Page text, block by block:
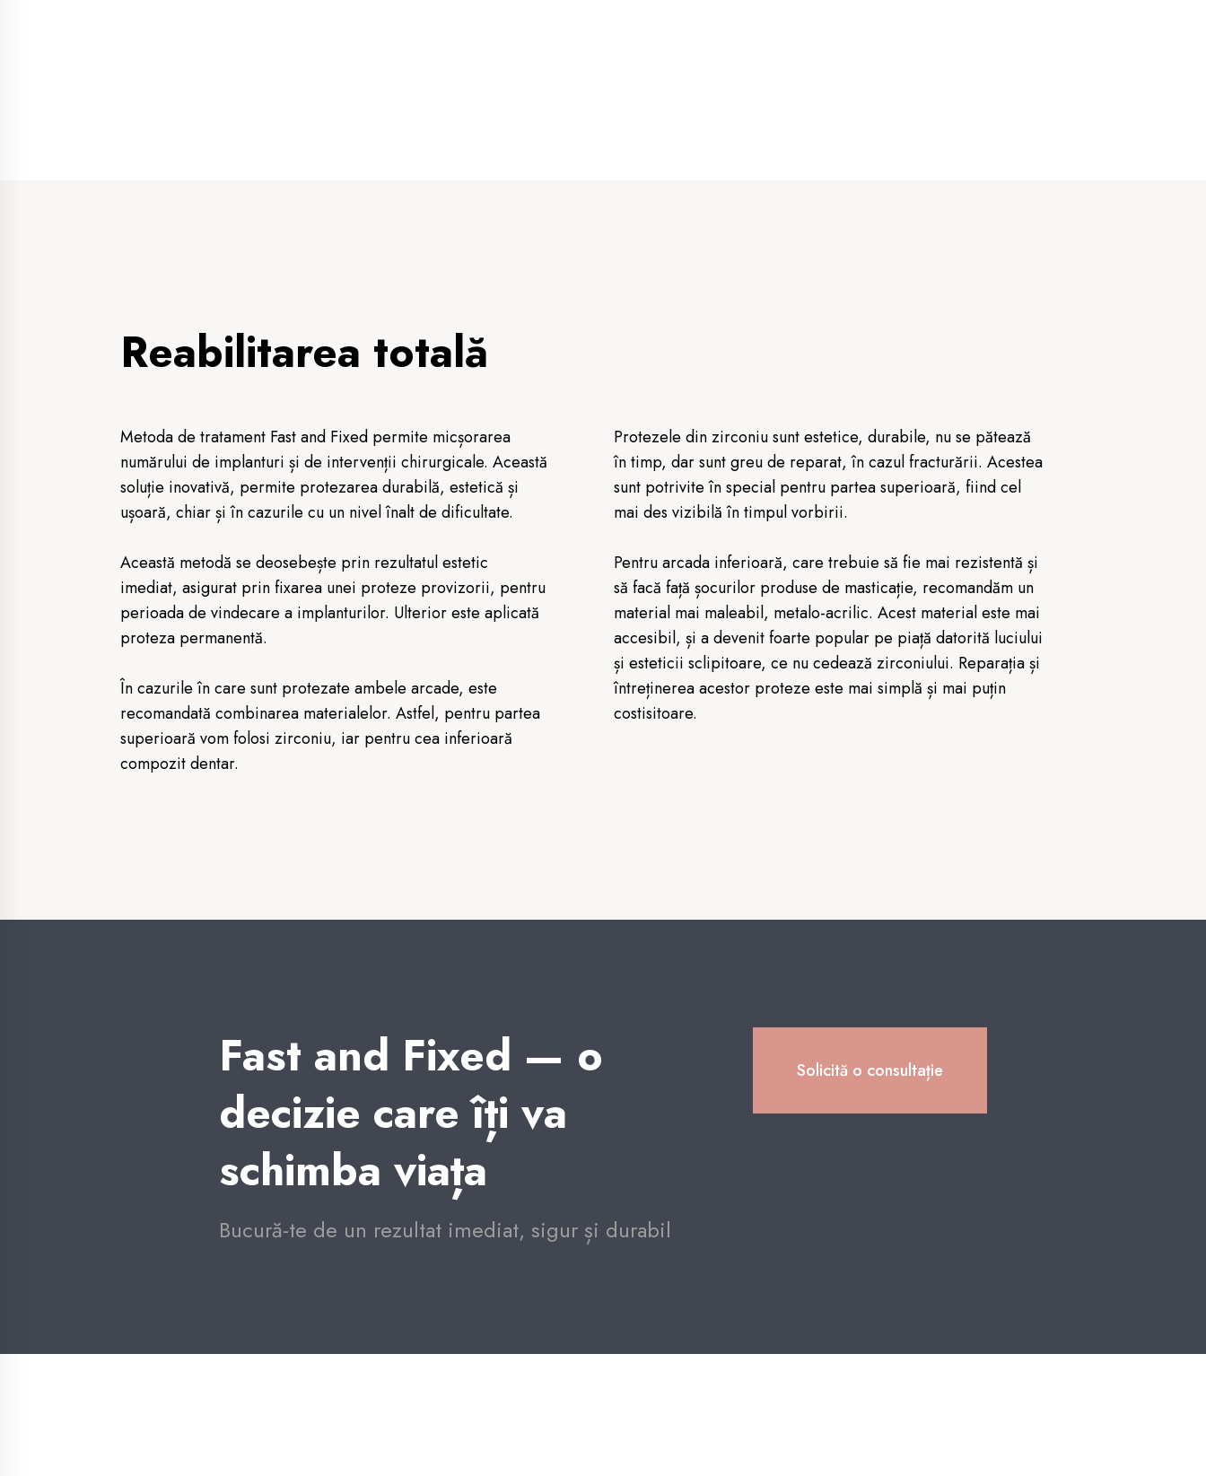
Reabilitarea totală
Metoda de tratament Fast and Fixed permite micșorarea
numărului de implanturi și de intervenții chirurgicale. Această
soluție inovativă, permite protezarea durabilă, estetică și
ușoară, chiar și în cazurile cu un nivel înalt de dificultate.
Această metodă se deosebește prin rezultatul estetic
imediat, asigurat prin fixarea unei proteze provizorii, pentru
perioada de vindecare a implanturilor. Ulterior este aplicată
proteza permanentă.
În cazurile în care sunt protezate ambele arcade, este
recomandată combinarea materialelor. Astfel, pentru partea
superioară vom folosi zirconiu, iar pentru cea inferioară
compozit dentar.
Protezele din zirconiu sunt estetice, durabile, nu se pătează
în timp, dar sunt greu de reparat, în cazul fracturării. Acestea
sunt potrivite în special pentru partea superioară, fiind cel
mai des vizibilă în timpul vorbirii.
Pentru arcada inferioară, care trebuie să fie mai rezistentă și
să facă față șocurilor produse de masticație, recomandăm un
material mai maleabil, metalo-acrilic. Acest material este mai
accesibil, și a devenit foarte popular pe piață datorită luciului
și esteticii sclipitoare, ce nu cedează zirconiului. Reparația și
întreținerea acestor proteze este mai simplă și mai puțin
costisitoare.
Fast and Fixed — o
decizie care îți va
schimba viața
Bucură-te de un rezultat imediat, sigur și durabil
Solicită o consultație